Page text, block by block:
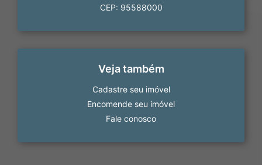
CEP: 95588000
Veja também
Cadastre seu imóvel
Encomende seu imóvel
Fale conosco